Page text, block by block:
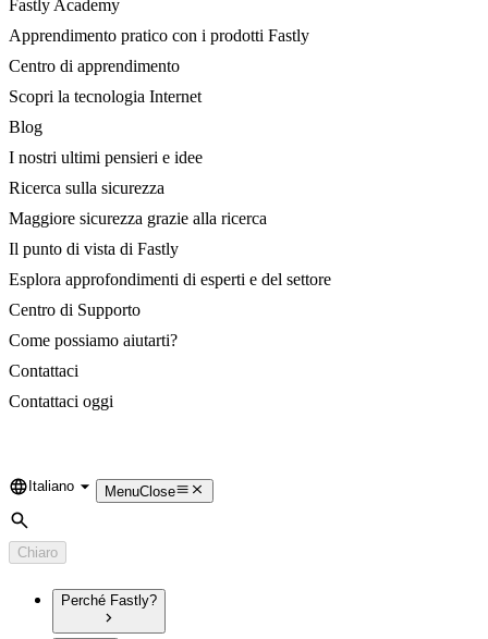
Fastly Academy
Apprendimento pratico con i prodotti Fastly
Centro di apprendimento
Scopri la tecnologia Internet
Blog
I nostri ultimi pensieri e idee
Ricerca sulla sicurezza
Maggiore sicurezza grazie alla ricerca
Il punto di vista di Fastly
Esplora approfondimenti di esperti e del settore
Centro di Supporto
Come possiamo aiutarti?
Contattaci
Contattaci oggi
Language
Italiano MenuClose
Cerca
Chiaro
Perché Fastly?